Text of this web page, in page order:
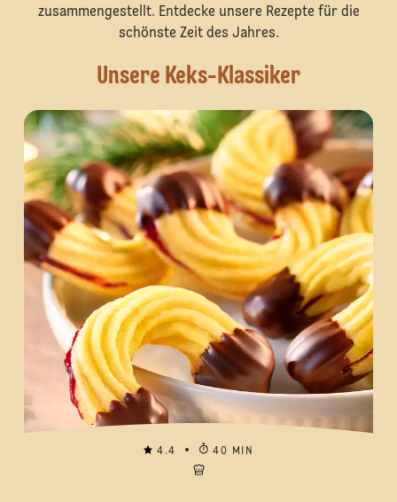
zusammengestellt. Entdecke unsere Rezepte für die
schönste Zeit des Jahres.
Unsere Keks-Klassiker
4.4 40 MIN